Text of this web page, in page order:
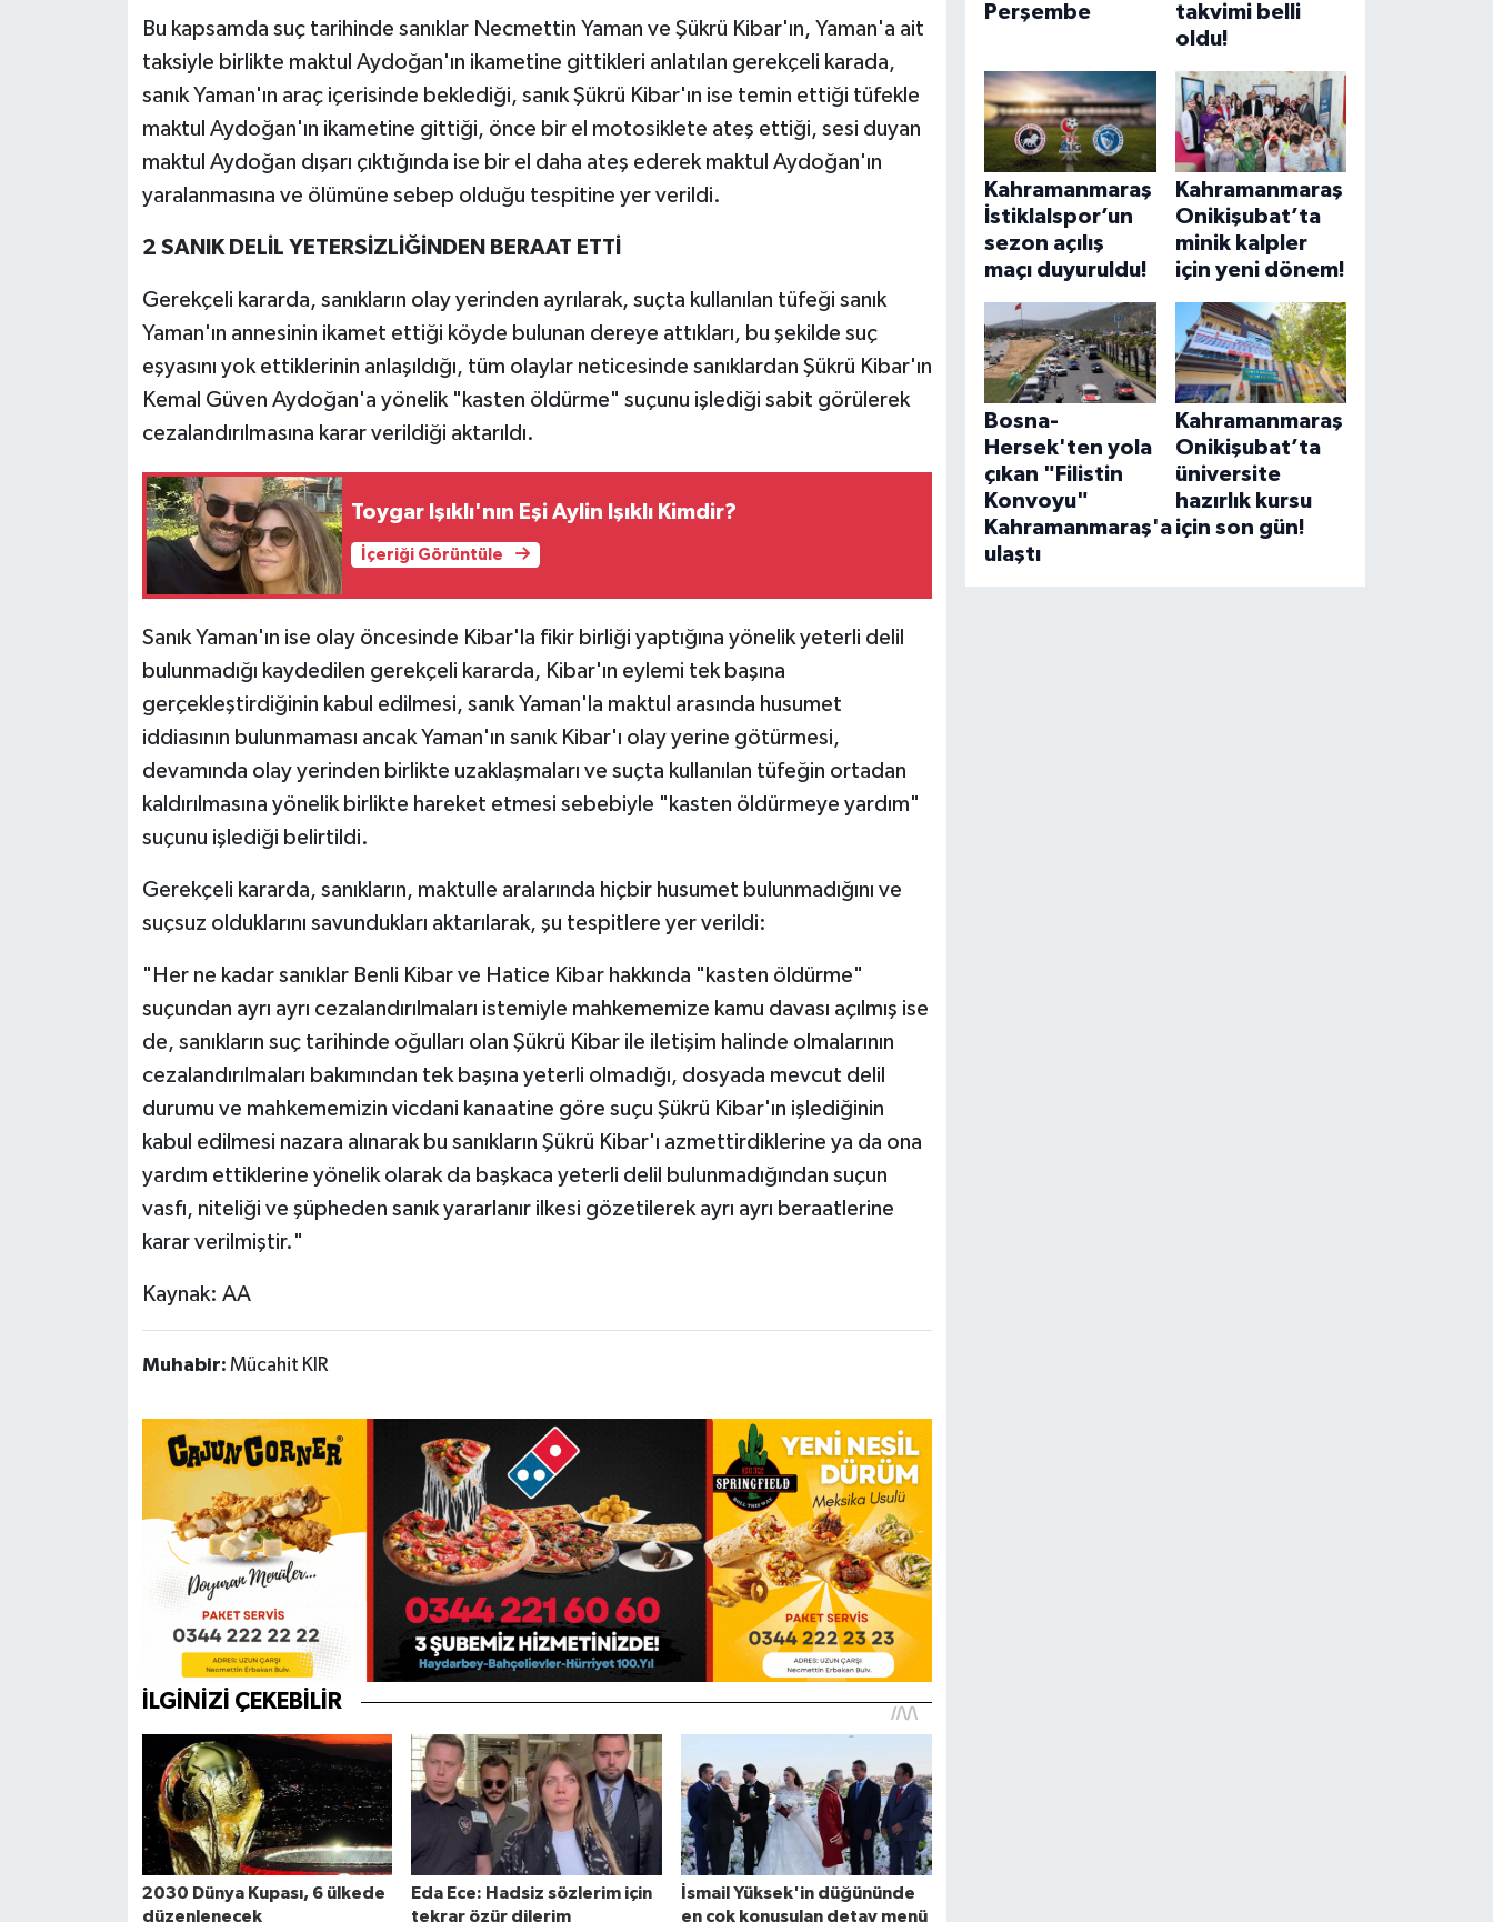
Bu kapsamda suç tarihinde sanıklar Necmettin Yaman ve Şükrü Kibar'ın, Yaman'a ait
taksiyle birlikte maktul Aydoğan'ın ikametine gittikleri anlatılan gerekçeli karada,
sanık Yaman'ın araç içerisinde beklediği, sanık Şükrü Kibar'ın ise temin ettiği tüfekle
maktul Aydoğan'ın ikametine gittiği, önce bir el motosiklete ateş ettiği, sesi duyan
maktul Aydoğan dışarı çıktığında ise bir el daha ateş ederek maktul Aydoğan'ın
yaralanmasına ve ölümüne sebep olduğu tespitine yer verildi.
2 SANIK DELİL YETERSİZLİĞİNDEN BERAAT ETTİ
Gerekçeli kararda, sanıkların olay yerinden ayrılarak, suçta kullanılan tüfeği sanık
Yaman'ın annesinin ikamet ettiği köyde bulunan dereye attıkları, bu şekilde suç
eşyasını yok ettiklerinin anlaşıldığı, tüm olaylar neticesinde sanıklardan Şükrü Kibar'ın
Kemal Güven Aydoğan'a yönelik "kasten öldürme" suçunu işlediği sabit görülerek
cezalandırılmasına karar verildiği aktarıldı.
Toygar Işıklı'nın Eşi Aylin Işıklı Kimdir?
İçeriği Görüntüle
Sanık Yaman'ın ise olay öncesinde Kibar'la fikir birliği yaptığına yönelik yeterli delil
bulunmadığı kaydedilen gerekçeli kararda, Kibar'ın eylemi tek başına
gerçekleştirdiğinin kabul edilmesi, sanık Yaman'la maktul arasında husumet
iddiasının bulunmaması ancak Yaman'ın sanık Kibar'ı olay yerine götürmesi,
devamında olay yerinden birlikte uzaklaşmaları ve suçta kullanılan tüfeğin ortadan
kaldırılmasına yönelik birlikte hareket etmesi sebebiyle "kasten öldürmeye yardım"
suçunu işlediği belirtildi.
Gerekçeli kararda, sanıkların, maktulle aralarında hiçbir husumet bulunmadığını ve
suçsuz olduklarını savundukları aktarılarak, şu tespitlere yer verildi:
"Her ne kadar sanıklar Benli Kibar ve Hatice Kibar hakkında "kasten öldürme"
suçundan ayrı ayrı cezalandırılmaları istemiyle mahkememize kamu davası açılmış ise
de, sanıkların suç tarihinde oğulları olan Şükrü Kibar ile iletişim halinde olmalarının
cezalandırılmaları bakımından tek başına yeterli olmadığı, dosyada mevcut delil
durumu ve mahkememizin vicdani kanaatine göre suçu Şükrü Kibar'ın işlediğinin
kabul edilmesi nazara alınarak bu sanıkların Şükrü Kibar'ı azmettirdiklerine ya da ona
yardım ettiklerine yönelik olarak da başkaca yeterli delil bulunmadığından suçun
vasfı, niteliği ve şüpheden sanık yararlanır ilkesi gözetilerek ayrı ayrı beraatlerine
karar verilmiştir."
Kaynak: AA
Muhabir: Mücahit KIR
Perşembe
takvimi belli
oldu!
Kahramanmaraş
İstiklalspor’un
sezon açılış
maçı duyuruldu!
Kahramanmaraş
Onikişubat’ta
minik kalpler
için yeni dönem!
Bosna-
Hersek'ten yola
çıkan "Filistin
Konvoyu"
Kahramanmaraş'a
ulaştı
Kahramanmaraş
Onikişubat’ta
üniversite
hazırlık kursu
için son gün!